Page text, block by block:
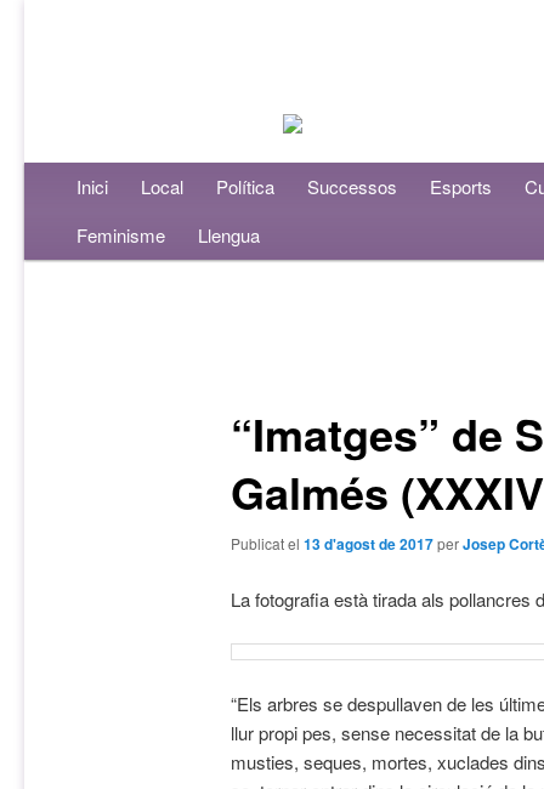
Menú principalAneu al contingut principal
Aneu al contingut secundari
Inici Local Política Successos Esports
Feminisme
Llengua
“Imatges” de
Galmés
Publicat el 13 d'agost de 2017perJosep
La fotografia està tirada als pollancres
“Els arbres se despullaven de les
llur propi pes, sense necessitat de la
musties, seques, mortes, xuclades